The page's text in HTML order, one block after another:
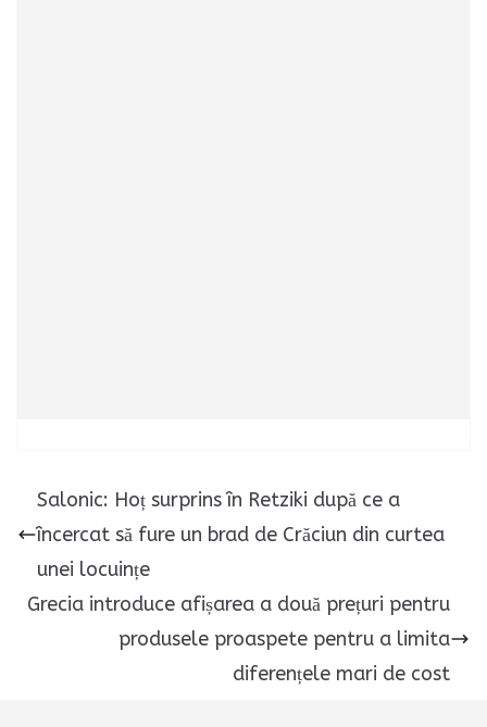
Salonic: Hoț surprins în Retziki după ce a
încercat să fure un brad de Crăciun din curtea
unei locuințe
Grecia introduce afișarea a două prețuri pentru
produsele proaspete pentru a limita
diferențele mari de cost